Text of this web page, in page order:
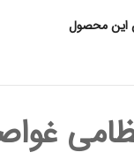
این محصول